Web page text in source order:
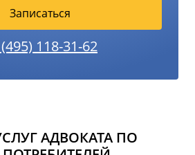
Записаться
118-31-62
АДВОКАТА ПО